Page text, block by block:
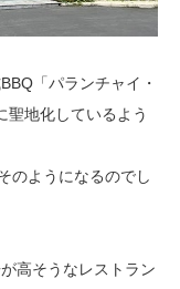
「パランチャイ・
地化しているよう
のようになるのでし
高そうなレストラン